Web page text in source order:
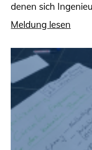
denen sich
Meldung lesen